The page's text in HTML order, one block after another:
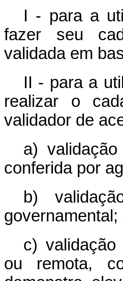
I - para a
fazer seu
validada em
II - para a
realizar o
validador de
a)
conferida por
b)
governamental;
c) validação
ou remota,